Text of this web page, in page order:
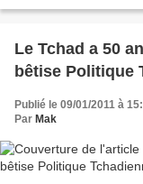
Le Tchad a 50
bêtise Politique
Publié le 09/01/2011 à
Par Mak